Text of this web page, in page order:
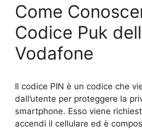
Come
Codice Puk
Vodafone
Il codice PIN è un codice che
dall’utente per proteggere la
smartphone. Esso viene
accendi il cellulare ed è